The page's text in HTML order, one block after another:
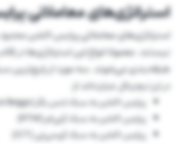
استراتژی‌های معاملاتی
استراتژی‌های معاملاتی پرایس اکشن
نیستند. معمولا انواع این استراتژی‌ها در
طبقه‌بندی می‌شوند. سه مورد از
در ارز دیجیتال عبارت‌اند از:
پرایس اکشن به سبک لنس بگز (Lance Beggs)
پرایس اکشن به سبک آرتی‌ام (RTM)
پرایس اکشن به سبک آی‌سی‌تی (ICT)